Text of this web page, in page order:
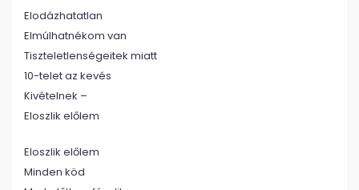
Elodázhatatlan
Elmúlhatnékom van
Tiszteletlenségeitek miatt
10-telet az kevés
Kivételnek –
Eloszlik előlem
Eloszlik előlem
Minden köd